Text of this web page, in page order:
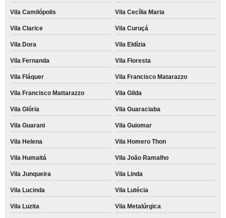
Vila Camilópolis Vila Cecília Maria
Vila Clarice Vila Curuçá
Vila Dora Vila Eldízia
Vila Fernanda Vila Floresta
Vila Fláquer Vila Francisco Matarazzo
Vila Francisco Mattarazzo Vila Gilda
Vila Glória Vila Guaraciaba
Vila Guarani Vila Guiomar
Vila Helena Vila Homero Thon
Vila Humaitá Vila João Ramalho
Vila Junqueira Vila Linda
Vila Lucinda Vila Lutécia
Vila Luzita Vila Metalúrgica